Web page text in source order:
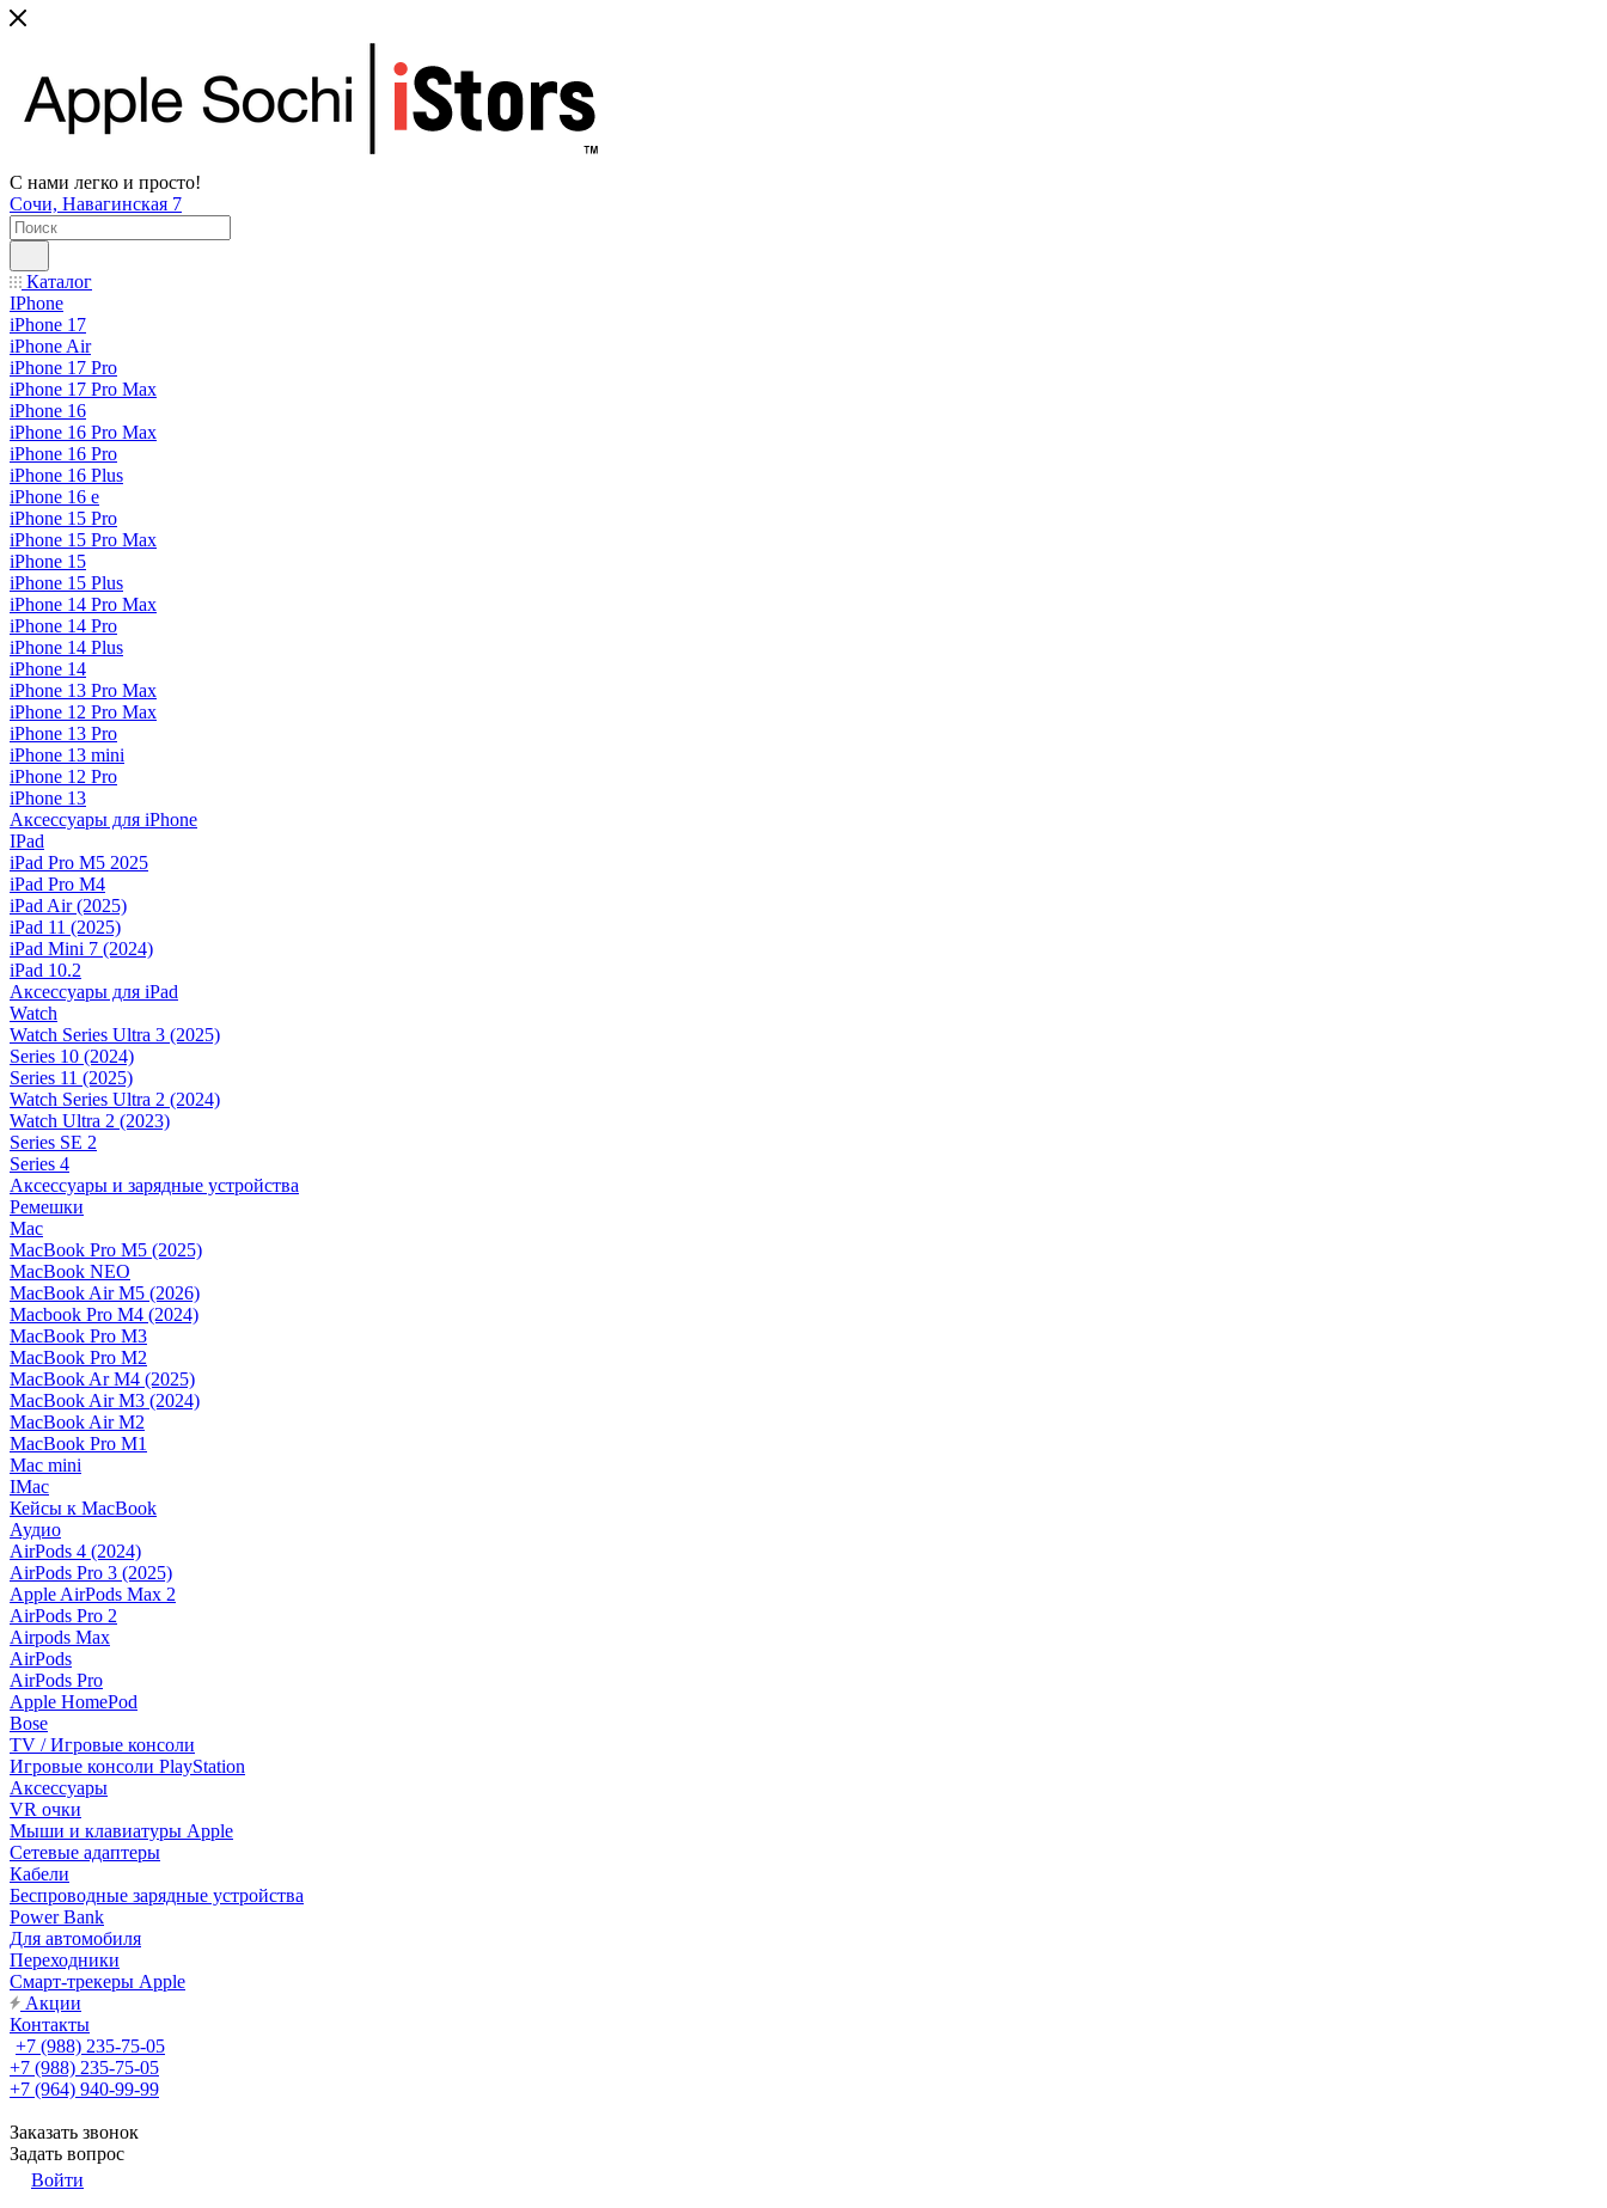
С нами легко и просто!
Сочи, Навагинская 7
Каталог
IPhone
iPhone 17
iPhone Air
iPhone 17 Pro
iPhone 17 Pro Max
iPhone 16
iPhone 16 Pro Max
iPhone 16 Pro
iPhone 16 Plus
iPhone 16 e
iPhone 15 Pro
iPhone 15 Pro Max
iPhone 15
iPhone 15 Plus
iPhone 14 Pro Max
iPhone 14 Pro
iPhone 14 Plus
iPhone 14
iPhone 13 Pro Max
iPhone 12 Pro Max
iPhone 13 Pro
iPhone 13 mini
iPhone 12 Pro
iPhone 13
Аксессуары для iPhone
IPad
iPad Pro M5 2025
iPad Pro M4
iPad Air (2025)
iPad 11 (2025)
iPad Mini 7 (2024)
iPad 10.2
Аксессуары для iPad
Watch
Watch Series Ultra 3 (2025)
Series 10 (2024)
Series 11 (2025)
Watch Series Ultra 2 (2024)
Watch Ultra 2 (2023)
Series SE 2
Series 4
Аксессуары и зарядные устройства
Ремешки
Mac
MacBook Pro M5 (2025)
MacBook NEO
MacBook Air M5 (2026)
Macbook Pro M4 (2024)
MacBook Pro M3
MacBook Pro M2
MacBook Ar M4 (2025)
MacBook Air M3 (2024)
MacBook Air M2
MacBook Pro M1
Mac mini
IMac
Кейсы к MacBook
Аудио
AirPods 4 (2024)
AirPods Pro 3 (2025)
Apple AirPods Max 2
AirPods Pro 2
Airpods Max
AirPods
AirPods Pro
Apple HomePod
Bose
TV / Игровые консоли
Игровые консоли PlayStation
Аксессуары
VR очки
Мыши и клавиатуры Apple
Сетевые адаптеры
Кабели
Беспроводные зарядные устройства
Power Bank
Для автомобиля
Переходники
Смарт-трекеры Apple
Акции
Контакты
+7 (988) 235-75-05
+7 (988) 235-75-05
+7 (964) 940-99-99
Заказать звонок
Задать вопрос
Войти